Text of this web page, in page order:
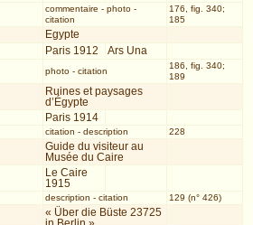
commentaire - photo-
citation
176, fig. 340;
185
Egypte
Paris 1912
Ars Una
photo- citation
186, fig. 340;
189
Ruines et paysages
d’Égypte
Paris 1914
citation - description 228
Guide du visiteur au
Musée du Caire
Le Caire
1915
description - citation 129 (n° 426)
« Über die Büste 23725